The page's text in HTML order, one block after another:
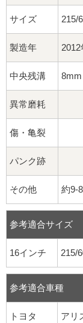
持ち込み交換工
サイズ 215/
製造年 2012
中央残溝 8mm
異常磨耗
傷・亀裂
パンク跡
その他 約9-
参考適合サイズ
16インチ 215/
参考適合車種
トヨタ アリ